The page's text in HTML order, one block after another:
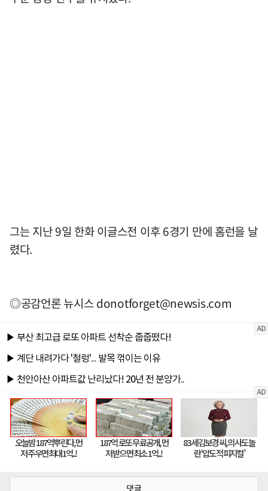
그는 지난 9일 한화 이글스전 이후 6경기 만에 홈런을 날
렸다.
◎공감언론 뉴시스donotforget@newsis.com
댓글